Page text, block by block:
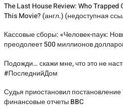
The Last House Review: Who Trapped
This Movie? (англ.) (недоступная
Кассовые сборы: «Человек-паук:
преодолеет 500 миллионов
Подожди… скажи мне, что это не
#ПоследнийДом
Судья приостановил
финансовые отчеты BBC